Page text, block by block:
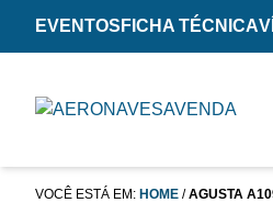
EVENTOS FICHA TÉCNICA
VOCÊ ESTÁ EM: HOME /AGUSTA